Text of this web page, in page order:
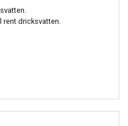
rent dricksvatten.